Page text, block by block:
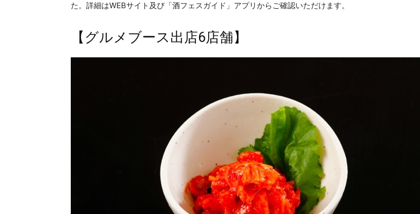
た。詳細はWEBサイト及び「酒フェスガイド」アプリからご確認いただけます。
【グルメブース出店6店舗】